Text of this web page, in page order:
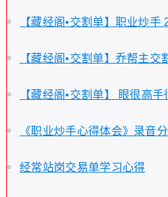
【藏经阁•交割单】职业炒手
【藏经阁•交割单】乔帮主交
【藏经阁•交割单】 眼很高手
《职业炒手心得体会》录音
经常站岗交易单学习心得